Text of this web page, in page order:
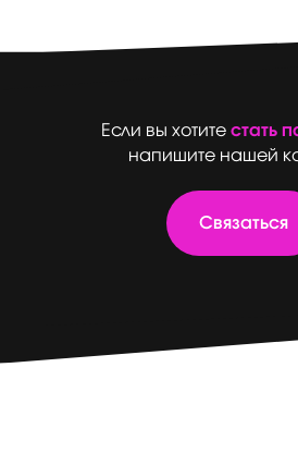
Если вы хотите стать
напишите нашей
Связаться